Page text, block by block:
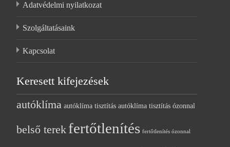
Adatvédelmi nyilatkozat
Szolgáltatásaink
Kapcsolat
Keresett kifejezések
autóklíma autóklíma tisztítás autóklíma tisztítás ózonnal
belső terek fertőtlenítés fertőtlenítés ózonnal